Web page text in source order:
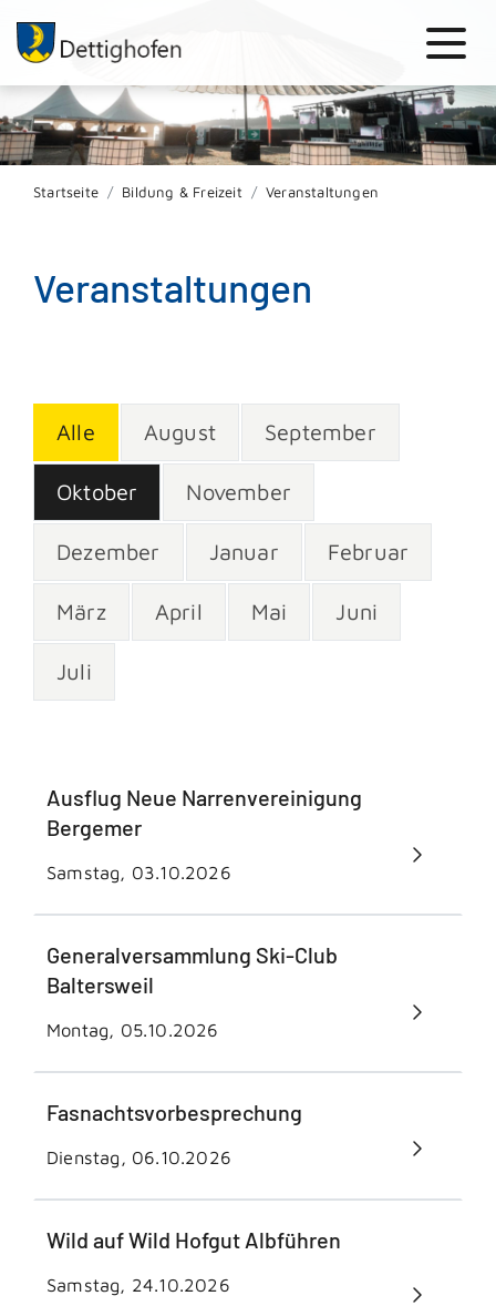
Startseite Bildung & Freizeit Veranstaltungen
Veranstaltungen
Alle August September
Oktober November
Dezember Januar Februar
März April Mai Juni
Juli
Ausflug Neue Narrenvereinigung
Bergemer
Samstag, 03.10.2026
Generalversammlung Ski-Club
Baltersweil
Montag, 05.10.2026
Fasnachtsvorbesprechung
Dienstag, 06.10.2026
Wild auf Wild Hofgut Albführen
Samstag, 24.10.2026